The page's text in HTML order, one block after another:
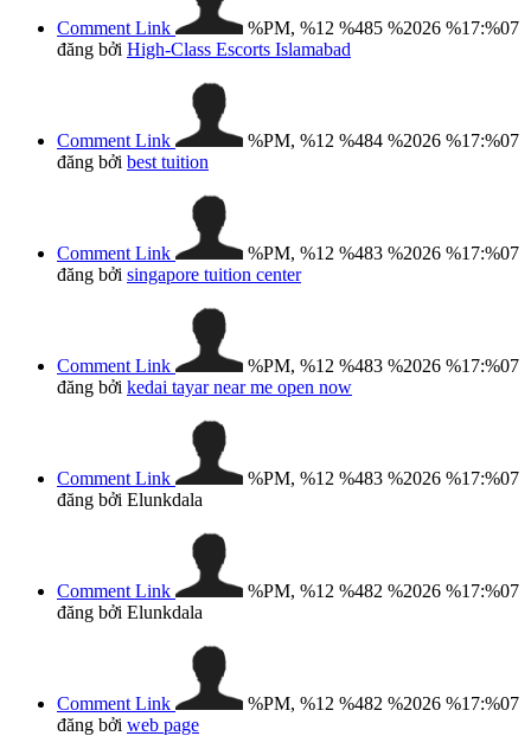
Comment Link
%PM, %12 %485 %2026 %17:%07
đăng bởi High-Class Escorts Islamabad
Comment Link
%PM, %12 %484 %2026 %17:%07
đăng bởi best tuition
Comment Link
%PM, %12 %483 %2026 %17:%07
đăng bởi singapore tuition center
Comment Link
%PM, %12 %483 %2026 %17:%07
đăng bởi kedai tayar near me open now
Comment Link
%PM, %12 %483 %2026 %17:%07
đăng bởi Elunkdala
Comment Link
%PM, %12 %482 %2026 %17:%07
đăng bởi Elunkdala
Comment Link
%PM, %12 %482 %2026 %17:%07
đăng bởi web page